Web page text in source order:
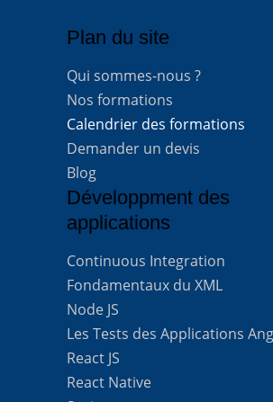
Plan du site
Qui sommes-nous ?
Nos formations
Calendrier des formations
Demander un devis
Blog
Développment des
applications
Continuous Integration
Fondamentaux du XML
Node JS
Les Tests des Applications
React JS
React Native